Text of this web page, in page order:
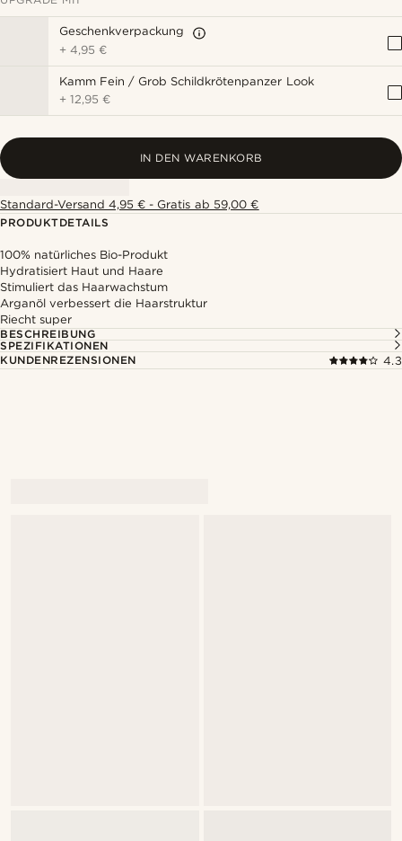
Geschenkverpackung
+4,95 €
Kamm Fein / Grob Schildkrötenpanzer Look
+12,95 €
IN DEN WARENKORB
Standard-Versand 4,95 € - Gratis ab 59,00 €
PRODUKTDETAILS
100% natürliches Bio-Produkt
Hydratisiert Haut und Haare
Stimuliert das Haarwachstum
Arganöl verbessert die Haarstruktur
Riecht super
BESCHREIBUNG
SPEZIFIKATIONEN
KUNDENREZENSIONEN
4.3